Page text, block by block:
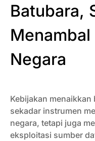
Batubara,
Negara
Kebijakan
sekadar instrumen
negara, tetapi juga
eksploitasi sumber